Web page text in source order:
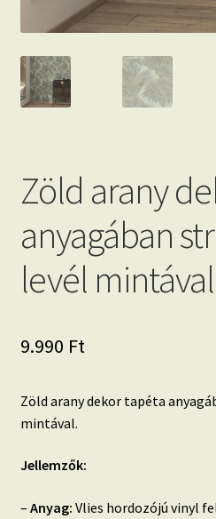
Zöld arany
anyagában
levél mintával
9.990 Ft
Zöld arany dekor tapéta
mintával.
Jellemzők:
– Anyag: Vlies hordozójú vinyl